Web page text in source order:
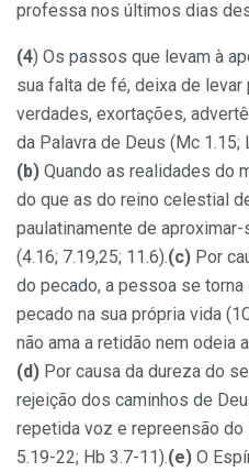
professa nos últimos dias
(4) Os passos que levam à
sua falta de fé, deixa de
verdades, exortações,
da Palavra de Deus (Mc 1.15;
(b) Quando as realidades do
do que as do reino celestial
paulatinamente de
(4.16; 7.19,25; 11.6).(c) Por
do pecado, a pessoa se
pecado na sua própria vida
não ama a retidão nem odeia
(d) Por causa da dureza do
rejeição dos caminhos de
repetida voz e repreensão do
5.19-22; Hb 3.7-11).(e) O